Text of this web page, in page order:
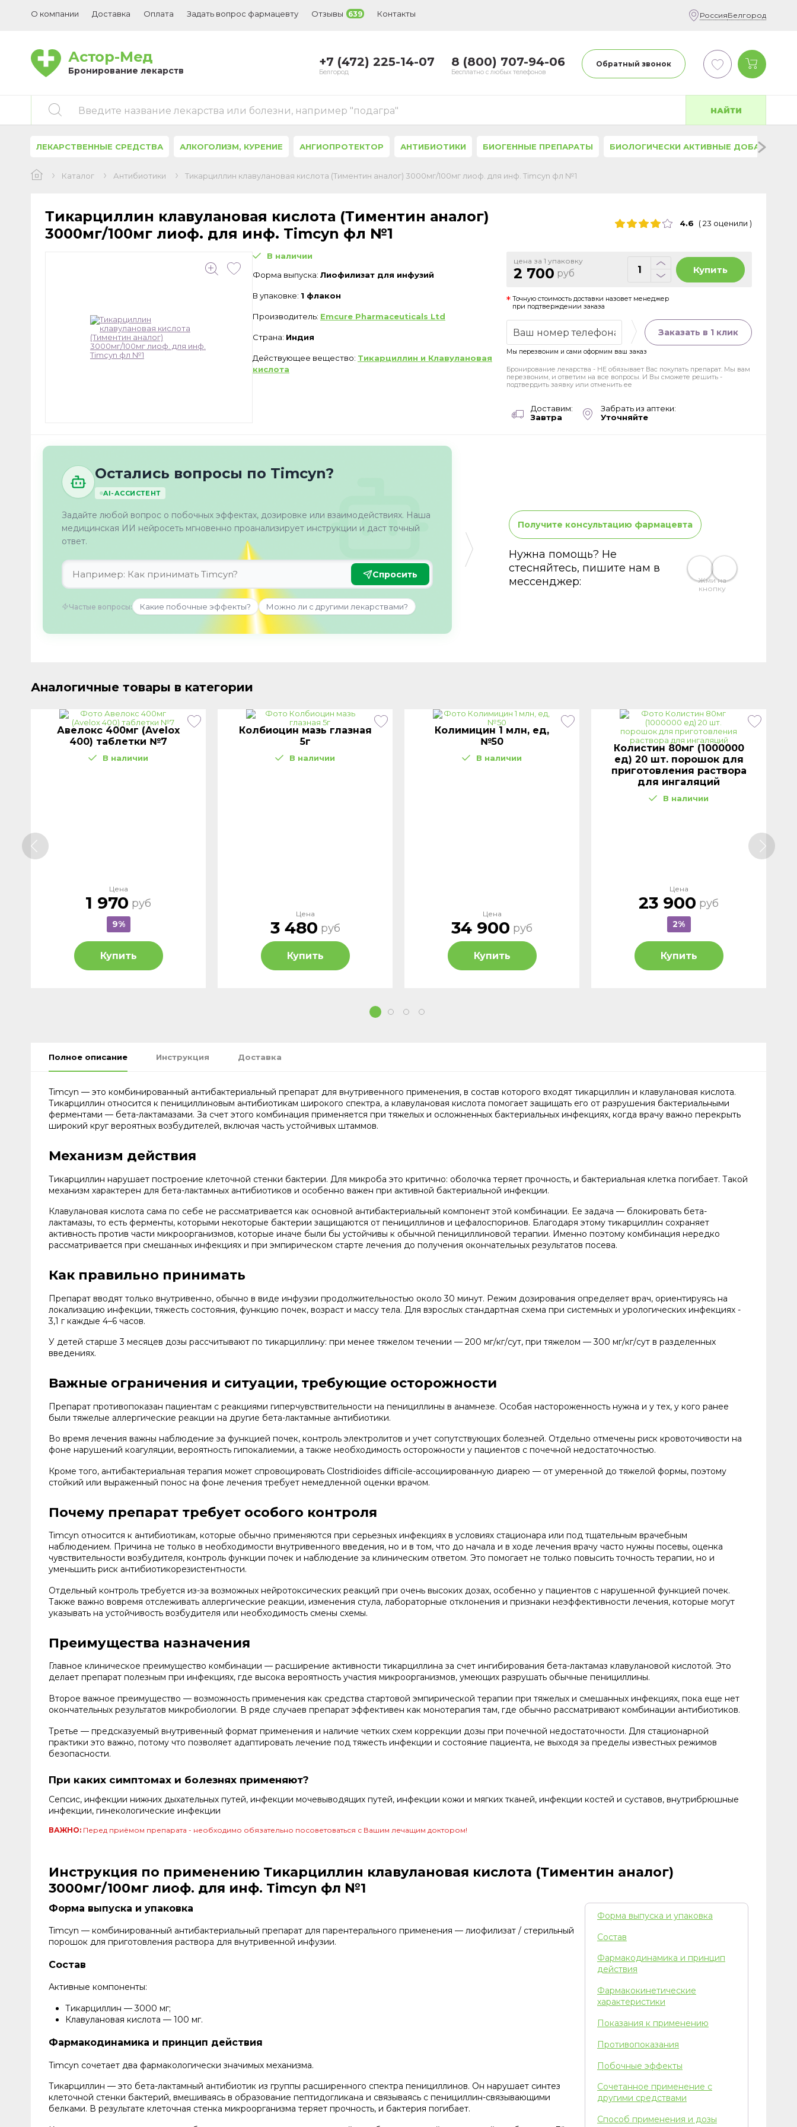
О компании Доставка Оплата Задать вопрос фармацевту Отзывы 639 Контакты РоссияБелгород
Астор-Мед
Бронирование лекарств
+7 (472) 225-14-07
Белгород
8 (800) 707-94-06
Бесплатно с любых телефонов
Обратный звонок
Введите название лекарства или болезни, например "подагра" НАЙТИ
ЛЕКАРСТВЕННЫЕ СРЕДСТВА АЛКОГОЛИЗМ, КУРЕНИЕ АНГИОПРОТЕКТОР АНТИБИОТИКИ БИОГЕННЫЕ ПРЕПАРАТЫ БИОЛОГИЧЕСКИ АКТИВНЫЕ ДОБАВКИ
Каталог Антибиотики Тикарциллин клавулановая кислота (Тиментин аналог) 3000мг/100мг лиоф. для инф. Timcyn фл №1
Тикарциллин клавулановая кислота (Тиментин аналог)
3000мг/100мг лиоф. для инф. Timcyn фл №1
4.6 (23 оценили )
В наличии
Форма выпуска: Лиофилизат для инфузий
В упаковке: 1 флакон
Производитель: Emcure Pharmaceuticals Ltd
Страна: Индия
Действующее вещество: Тикарциллин и Клавулановая
кислота
цена за 1 упаковку
2 700 руб Купить
Точную стоимость доставки назовет менеджер
при подтверждении заказа
Заказать в 1 клик
Мы перезвоним и сами оформим ваш заказ
Бронирование лекарства - НЕ обязывает Вас покупать препарат. Мы вам
перезвоним, и ответим на все вопросы. И Вы сможете решить -
подтвердить заявку или отменить ее
Доставим:
Завтра
Забрать из аптеки:
Уточняйте
Остались вопросы по Timcyn?
AI-АССИСТЕНТ
Задайте любой вопрос о побочных эффектах, дозировке или взаимодействиях. Наша
медицинская ИИ нейросеть мгновенно проанализирует инструкции и даст точный
ответ.
Спросить
Частые вопросы: Какие побочные эффекты? Можно ли с другими лекарствами?
Получите консультацию фармацевта
Нужна помощь? Не
стесняйтесь, пишите нам в
мессенджер:
Жми на
кнопку
Аналогичные товары в категории
Авелокс 400мг (Avelox
400) таблетки №7
В наличии
Цена
1 970 руб
9%
Купить
Колбиоцин мазь глазная
5г
В наличии
Цена
3 480 руб
Купить
Колимицин 1 млн, ед,
№50
В наличии
Цена
34 900 руб
Купить
Колистин 80мг (1000000
ед) 20 шт. порошок для
приготовления раствора
для ингаляций
В наличии
Цена
23 900 руб
2%
Купить
Полное описание Инструкция Доставка
Timcyn — это комбинированный антибактериальный препарат для внутривенного применения, в состав которого входят тикарциллин и клавулановая кислота.
Тикарциллин относится к пенициллиновым антибиотикам широкого спектра, а клавулановая кислота помогает защищать его от разрушения бактериальными
ферментами — бета-лактамазами. За счет этого комбинация применяется при тяжелых и осложненных бактериальных инфекциях, когда врачу важно перекрыть
широкий круг вероятных возбудителей, включая часть устойчивых штаммов.
Механизм действия
Тикарциллин нарушает построение клеточной стенки бактерии. Для микроба это критично: оболочка теряет прочность, и бактериальная клетка погибает. Такой
механизм характерен для бета-лактамных антибиотиков и особенно важен при активной бактериальной инфекции.
Клавулановая кислота сама по себе не рассматривается как основной антибактериальный компонент этой комбинации. Ее задача — блокировать бета-
лактамазы, то есть ферменты, которыми некоторые бактерии защищаются от пенициллинов и цефалоспоринов. Благодаря этому тикарциллин сохраняет
активность против части микроорганизмов, которые иначе были бы устойчивы к обычной пенициллиновой терапии. Именно поэтому комбинация нередко
рассматривается при смешанных инфекциях и при эмпирическом старте лечения до получения окончательных результатов посева.
Как правильно принимать
Препарат вводят только внутривенно, обычно в виде инфузии продолжительностью около 30 минут. Режим дозирования определяет врач, ориентируясь на
локализацию инфекции, тяжесть состояния, функцию почек, возраст и массу тела. Для взрослых стандартная схема при системных и урологических инфекциях -
3,1 г каждые 4–6 часов.
У детей старше 3 месяцев дозы рассчитывают по тикарциллину: при менее тяжелом течении — 200 мг/кг/сут, при тяжелом — 300 мг/кг/сут в разделенных
введениях.
Важные ограничения и ситуации, требующие осторожности
Препарат противопоказан пациентам с реакциями гиперчувствительности на пенициллины в анамнезе. Особая настороженность нужна и у тех, у кого ранее
были тяжелые аллергические реакции на другие бета-лактамные антибиотики.
Во время лечения важны наблюдение за функцией почек, контроль электролитов и учет сопутствующих болезней. Отдельно отмечены риск кровоточивости на
фоне нарушений коагуляции, вероятность гипокалиемии, а также необходимость осторожности у пациентов с почечной недостаточностью.
Кроме того, антибактериальная терапия может спровоцировать Clostridioides difficile-ассоциированную диарею — от умеренной до тяжелой формы, поэтому
стойкий или выраженный понос на фоне лечения требует немедленной оценки врачом.
Почему препарат требует особого контроля
Timcyn относится к антибиотикам, которые обычно применяются при серьезных инфекциях в условиях стационара или под тщательным врачебным
наблюдением. Причина не только в необходимости внутривенного введения, но и в том, что до начала и в ходе лечения врачу часто нужны посевы, оценка
чувствительности возбудителя, контроль функции почек и наблюдение за клиническим ответом. Это помогает не только повысить точность терапии, но и
уменьшить риск антибиотикорезистентности.
Отдельный контроль требуется из-за возможных нейротоксических реакций при очень высоких дозах, особенно у пациентов с нарушенной функцией почек.
Также важно вовремя отслеживать аллергические реакции, изменения стула, лабораторные отклонения и признаки неэффективности лечения, которые могут
указывать на устойчивость возбудителя или необходимость смены схемы.
Преимущества назначения
Главное клиническое преимущество комбинации — расширение активности тикарциллина за счет ингибирования бета-лактамаз клавулановой кислотой. Это
делает препарат полезным при инфекциях, где высока вероятность участия микроорганизмов, умеющих разрушать обычные пенициллины.
Второе важное преимущество — возможность применения как средства стартовой эмпирической терапии при тяжелых и смешанных инфекциях, пока еще нет
окончательных результатов микробиологии. В ряде случаев препарат эффективен как монотерапия там, где обычно рассматривают комбинации антибиотиков.
Третье — предсказуемый внутривенный формат применения и наличие четких схем коррекции дозы при почечной недостаточности. Для стационарной
практики это важно, потому что позволяет адаптировать лечение под тяжесть инфекции и состояние пациента, не выходя за пределы известных режимов
безопасности.
При каких симптомах и болезнях применяют?
Сепсис, инфекции нижних дыхательных путей, инфекции мочевыводящих путей, инфекции кожи и мягких тканей, инфекции костей и суставов, внутрибрюшные
инфекции, гинекологические инфекции
ВАЖНО: Перед приёмом препарата - необходимо обязательно посоветоваться с Вашим лечащим доктором!
Инструкция по применению Тикарциллин клавулановая кислота (Тиментин аналог)
3000мг/100мг лиоф. для инф. Timcyn фл №1
Форма выпуска и упаковка
Timcyn — комбинированный антибактериальный препарат для парентерального применения — лиофилизат / стерильный
порошок для приготовления раствора для внутривенной инфузии.
Состав
Активные компоненты:
Тикарциллин — 3000 мг;
Клавулановая кислота — 100 мг.
Фармакодинамика и принцип действия
Timcyn сочетает два фармакологически значимых механизма.
Тикарциллин — это бета-лактамный антибиотик из группы расширенного спектра пенициллинов. Он нарушает синтез
клеточной стенки бактерий, вмешиваясь в образование пептидогликана и связываясь с пенициллин-связывающими
белками. В результате клеточная стенка микроорганизма теряет прочность, и бактерия погибает.
Форма выпуска и упаковка
Состав
Фармакодинамика и принцип
действия
Фармакокинетические
характеристики
Показания к применению
Противопоказания
Побочные эффекты
Сочетанное применение с
другими средствами
Способ применения и дозы